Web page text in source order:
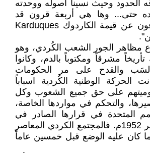
الحدود وحيث نسينا أصوله ووحدته
حتى... وها هي أربعة قرون قد
مضت حيث كوزنوفون عن قيمة الكاردوك Karduques
مظاهر الجور الشعب الكُردي، وهو
مشرقاً ومكتوباً بالدم، وكانوا
والقدح على مر الحكومات
الحركة الوطنية الكُردية اسباباً
على حق جميع الشعوب وكل
والتحكم في مواردها الخاصة،
المتحدة في قرارها الصادر في
السادس من ديسمبر 1952م. فالمجتمع الكردي المعاصر
كان عليه الوضع قبل خمسين عاماً